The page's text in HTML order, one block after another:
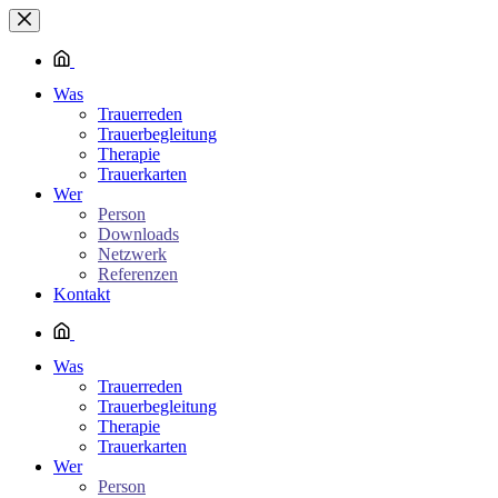
Zum
Inhalt
springen
Was
Trauerreden
Trauerbegleitung
Therapie
Trauerkarten
Wer
Person
Downloads
Netzwerk
Referenzen
Kontakt
Was
Trauerreden
Trauerbegleitung
Therapie
Trauerkarten
Wer
Person